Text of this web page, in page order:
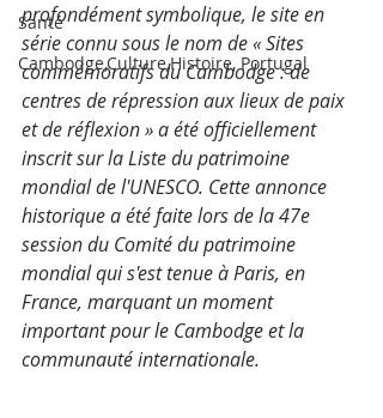
Santé
Cambodge,Culture,Histoire, Portugal
profondément symbolique, le site en
série connu sous le nom de « Sites
commémoratifs du Cambodge : de
centres de répression aux lieux de paix
et de réflexion » a été officiellement
inscrit sur la Liste du patrimoine
mondial de l'UNESCO. Cette annonce
historique a été faite lors de la 47e
session du Comité du patrimoine
mondial qui s'est tenue à Paris, en
France, marquant un moment
important pour le Cambodge et la
communauté internationale.